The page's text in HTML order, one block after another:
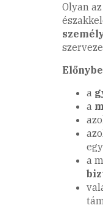
Olyan az
a
a
a